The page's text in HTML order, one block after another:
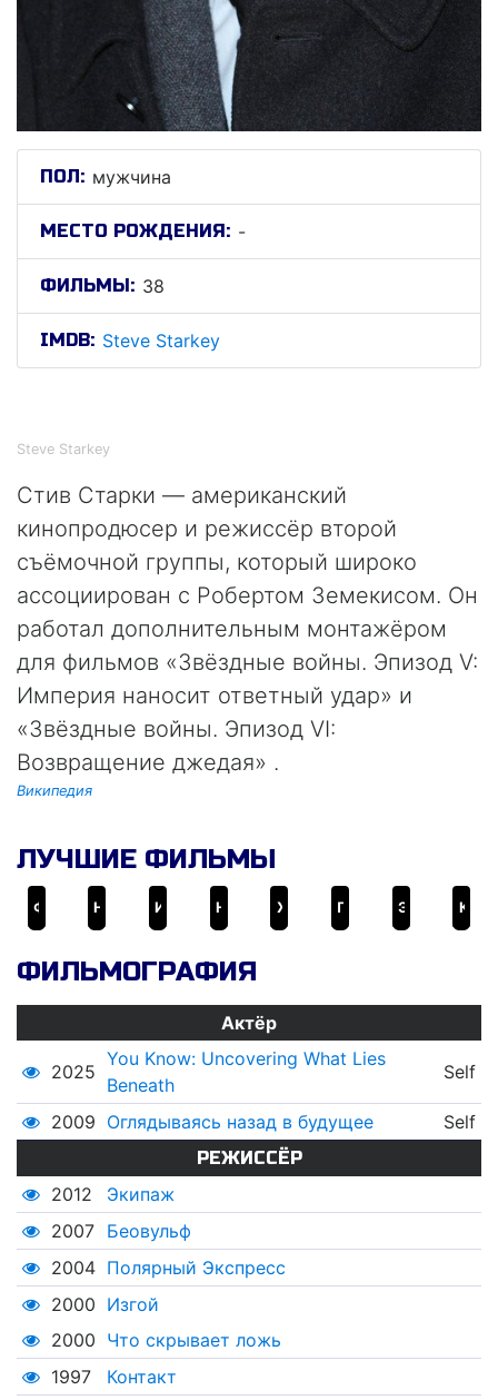
ПОЛ: мужчина
МЕСТО РОЖДЕНИЯ: -
ФИЛЬМЫ: 38
IMDB: Steve Starkey
Steve Starkey
Стив Старки — американский
кинопродюсер и режиссёр второй
съёмочной группы, который широко
ассоциирован с Робертом Земекисом. Он
работал дополнительным монтажёром
для фильмов «Звёздные войны. Эпизод V:
Империя наносит ответный удар» и
«Звёздные войны. Эпизод VI:
Возвращение джедая» .
Википедия
ЛУЧШИЕ ФИЛЬМЫ
ФИЛЬМОГРАФИЯ
Актёр
2025
You Know: Uncovering What Lies
Beneath
Self
2009 Оглядываясь назад в будущее Self
РЕЖИССЁР
2012
Экипаж
2007
Беовульф
2004 Полярный Экспресс
2000 Изгой
2000 Что скрывает ложь
1997
Контакт